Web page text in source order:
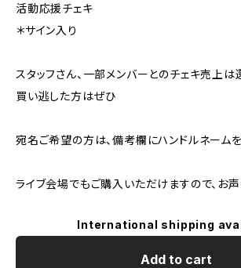
活動応援チェキ
＊サイン入り
スタッフさん、一部メンバーとのチェキ売上は
買い逃した方はぜひ
宛名ご希望の方は、備考欄にハンドルネームを
ライブ会場でもご購入いただけますので、お声
International shipping
Add to cart